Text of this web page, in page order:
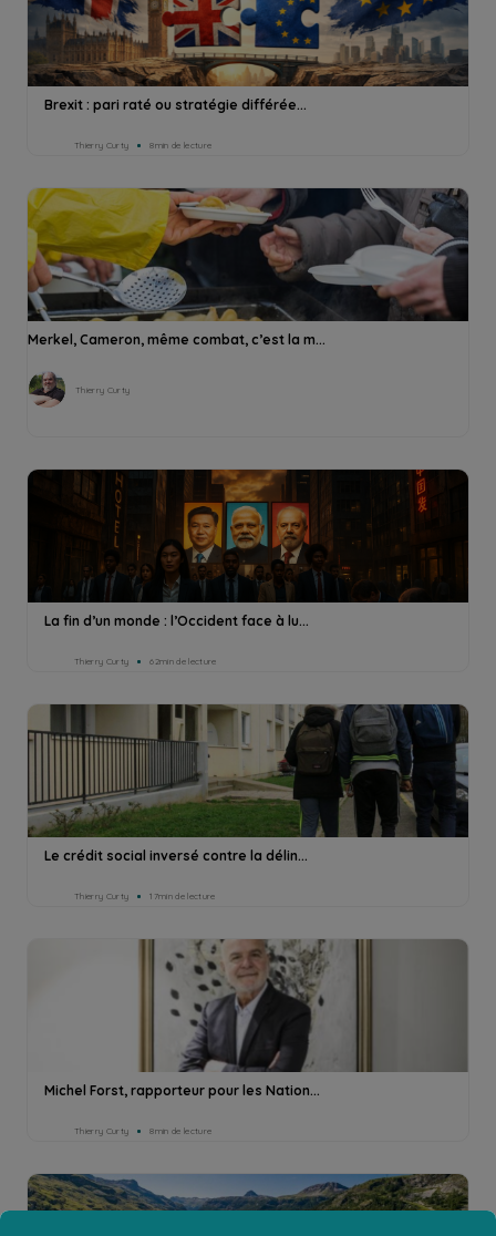
Brexit : pari raté ou stratégie différée...
Thierry Curty 8min de lecture
Merkel, Cameron, même combat, c’est la m...
Thierry Curty
La fin d’un monde : l’Occident face à lu...
Thierry Curty 62min de lecture
Le crédit social inversé contre la délin...
Thierry Curty 17min de lecture
Michel Forst, rapporteur pour les Nation...
Thierry Curty 8min de lecture